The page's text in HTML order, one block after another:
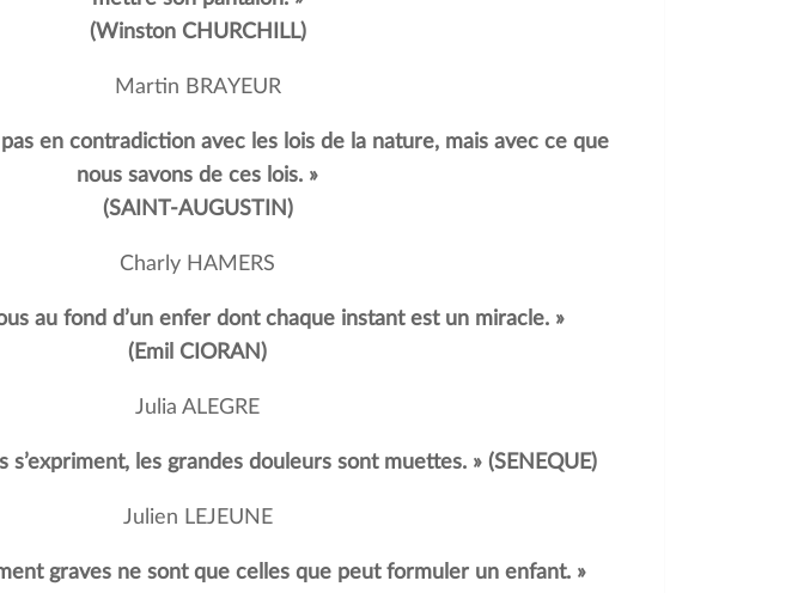
(Winston CHURCHILL)
Martin BRAYEUR
en contradiction avec les lois de la nature, mais avec ce que
nous savons de ces lois. »
(SAINT-AUGUSTIN)
Charly HAMERS
au fond d’un enfer dont chaque instant est un miracle. »
(Emil CIORAN)
Julia ALEGRE
s’expriment, les grandes douleurs sont muettes. » (SENEQUE)
Julien LEJEUNE
graves ne sont que celles que peut formuler un enfant. »